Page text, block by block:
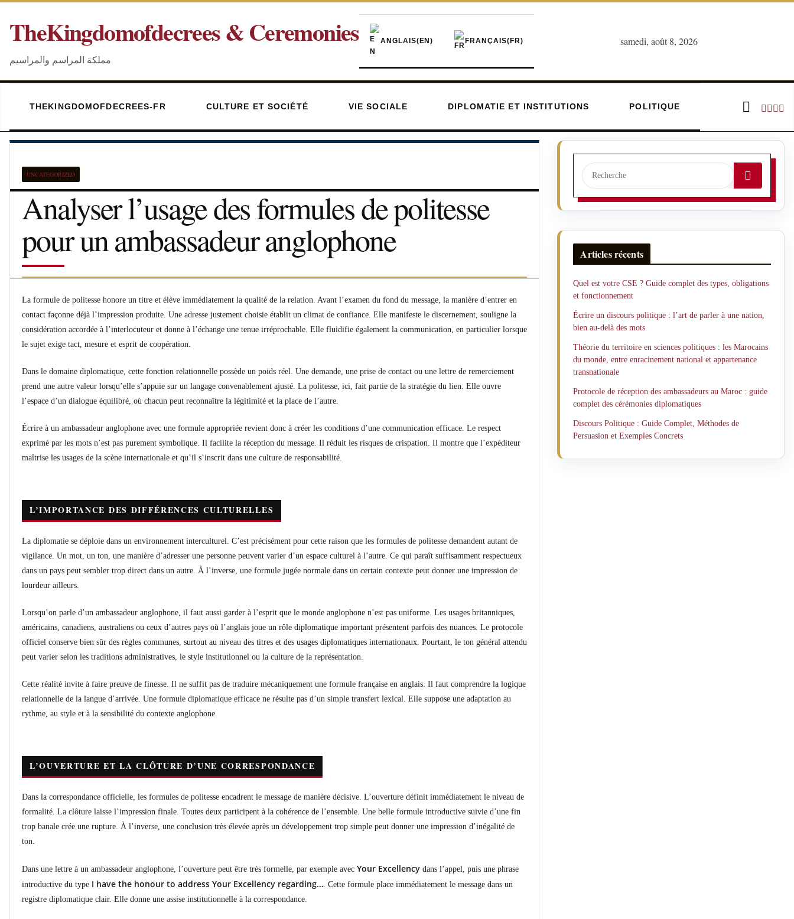
contenu
TheKingdomofdecrees & Ceremonies
مملكة المراسم والمراسيم
ANGLAIS(EN) FRANÇAIS(FR) samedi, août 8, 2026
THEKINGDOMOFDECREES-FR CULTURE ET SOCIÉTÉ VIE SOCIALE DIPLOMATIE ET INSTITUTIONS POLITIQUE
UNCATEGORIZED
Analyser l’usage des formules de politesse
pour un ambassadeur anglophone
La formule de politesse honore un titre et élève immédiatement la qualité de la relation. Avant l’examen du fond du message, la manière d’entrer en
contact façonne déjà l’impression produite. Une adresse justement choisie établit un climat de confiance. Elle manifeste le discernement, souligne la
considération accordée à l’interlocuteur et donne à l’échange une tenue irréprochable. Elle fluidifie également la communication, en particulier lorsque
le sujet exige tact, mesure et esprit de coopération.
Dans le domaine diplomatique, cette fonction relationnelle possède un poids réel. Une demande, une prise de contact ou une lettre de remerciement
prend une autre valeur lorsqu’elle s’appuie sur un langage convenablement ajusté. La politesse, ici, fait partie de la stratégie du lien. Elle ouvre
l’espace d’un dialogue équilibré, où chacun peut reconnaître la légitimité et la place de l’autre.
Écrire à un ambassadeur anglophone avec une formule appropriée revient donc à créer les conditions d’une communication efficace. Le respect
exprimé par les mots n’est pas purement symbolique. Il facilite la réception du message. Il réduit les risques de crispation. Il montre que l’expéditeur
maîtrise les usages de la scène internationale et qu’il s’inscrit dans une culture de responsabilité.
L’IMPORTANCE DES DIFFÉRENCES CULTURELLES
La diplomatie se déploie dans un environnement interculturel. C’est précisément pour cette raison que les formules de politesse demandent autant de
vigilance. Un mot, un ton, une manière d’adresser une personne peuvent varier d’un espace culturel à l’autre. Ce qui paraît suffisamment respectueux
dans un pays peut sembler trop direct dans un autre. À l’inverse, une formule jugée normale dans un certain contexte peut donner une impression de
lourdeur ailleurs.
Lorsqu’on parle d’un ambassadeur anglophone, il faut aussi garder à l’esprit que le monde anglophone n’est pas uniforme. Les usages britanniques,
américains, canadiens, australiens ou ceux d’autres pays où l’anglais joue un rôle diplomatique important présentent parfois des nuances. Le protocole
officiel conserve bien sûr des règles communes, surtout au niveau des titres et des usages diplomatiques internationaux. Pourtant, le ton général attendu
peut varier selon les traditions administratives, le style institutionnel ou la culture de la représentation.
Cette réalité invite à faire preuve de finesse. Il ne suffit pas de traduire mécaniquement une formule française en anglais. Il faut comprendre la logique
relationnelle de la langue d’arrivée. Une formule diplomatique efficace ne résulte pas d’un simple transfert lexical. Elle suppose une adaptation au
rythme, au style et à la sensibilité du contexte anglophone.
L’OUVERTURE ET LA CLÔTURE D’UNE CORRESPONDANCE
Dans la correspondance officielle, les formules de politesse encadrent le message de manière décisive. L’ouverture définit immédiatement le niveau de
formalité. La clôture laisse l’impression finale. Toutes deux participent à la cohérence de l’ensemble. Une belle formule introductive suivie d’une fin
trop banale crée une rupture. À l’inverse, une conclusion très élevée après un développement trop simple peut donner une impression d’inégalité de
ton.
Dans une lettre à un ambassadeur anglophone, l’ouverture peut être très formelle, par exemple avec Your Excellency dans l’appel, puis une phrase
introductive du type I have the honour to address Your Excellency regarding…. Cette formule place immédiatement le message dans un
registre diplomatique clair. Elle donne une assise institutionnelle à la correspondance.
Articles récents
Quel est votre CSE ? Guide complet des types, obligations
et fonctionnement
Écrire un discours politique : l’art de parler à une nation,
bien au-delà des mots
Théorie du territoire en sciences politiques : les Marocains
du monde, entre enracinement national et appartenance
transnationale
Protocole de réception des ambassadeurs au Maroc : guide
complet des cérémonies diplomatiques
Discours Politique : Guide Complet, Méthodes de
Persuasion et Exemples Concrets